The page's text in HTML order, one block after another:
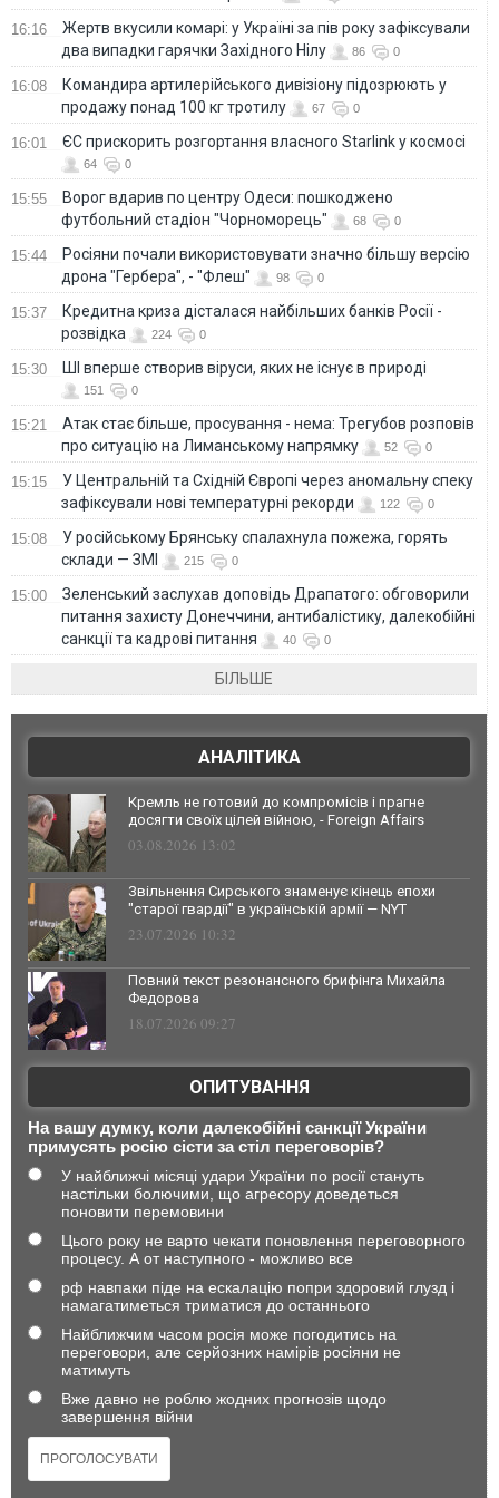
16:16
Жертв вкусили комарі: у Україні за пів року зафіксували
два випадки гарячки Західного Нілу
86 0
16:08
Командира артилерійського дивізіону підозрюють у
продажу понад 100 кг тротилу
67 0
16:01 ЄС прискорить розгортання власного Starlink у космосі
64 0
15:55
Ворог вдарив по центру Одеси: пошкоджено
футбольний стадіон "Чорноморець"
68 0
15:44
Росіяни почали використовувати значно більшу версію
дрона "Гербера", - "Флеш"
98 0
15:37
Кредитна криза дісталася найбільших банків Росії -
розвідка
224 0
15:30 ШІ вперше створив віруси, яких не існує в природі
151 0
15:21
Атак стає більше, просування - нема: Трегубов розповів
про ситуацію на Лиманському напрямку
52 0
15:15
У Центральній та Східній Європі через аномальну спеку
зафіксували нові температурні рекорди
122 0
15:08
У російському Брянську спалахнула пожежа, горять
склади — ЗМІ
215 0
15:00
Зеленський заслухав доповідь Драпатого: обговорили
питання захисту Донеччини, антибалістику, далекобійні
санкції та кадрові питання
40 0
БІЛЬШЕ
АНАЛІТИКА
Кремль не готовий до компромісів і прагне
досягти своїх цілей війною, - Foreign Affairs
03.08.2026 13:02
Звільнення Сирського знаменує кінець епохи
"старої гвардії" в українській армії — NYT
23.07.2026 10:32
Повний текст резонансного брифінга Михайла
Федорова
18.07.2026 09:27
ОПИТУВАННЯ
На вашу думку, коли далекобійні санкції України
примусять росію сісти за стіл переговорів?
У найближчі місяці удари України по росії стануть
настільки болючими, що агресору доведеться
поновити перемовини
Цього року не варто чекати поновлення переговорного
процесу. А от наступного - можливо все
рф навпаки піде на ескалацію попри здоровий глузд і
намагатиметься триматися до останнього
Найближчим часом росія може погодитись на
переговори, але серйозних намірів росіяни не
матимуть
Вже давно не роблю жодних прогнозів щодо
завершення війни